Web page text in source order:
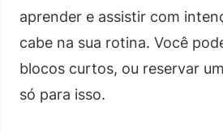
aprender e assistir com
cabe na sua rotina. Você
blocos curtos, ou reservar
só para isso.